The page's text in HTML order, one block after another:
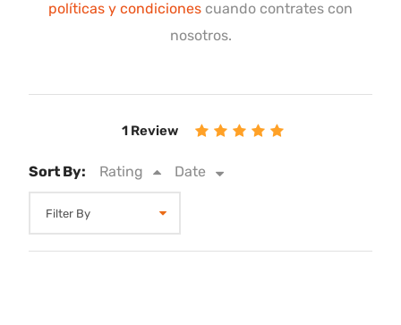
políticas y condiciones cuando contrates con
nosotros.
1 Review
Sort By: Rating Date